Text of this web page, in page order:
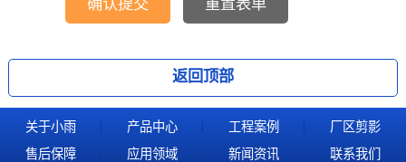
返回顶部
关于小雨 产品中心 工程案例
厂区剪影
售后保障
应用领域 新闻资讯 联系我们